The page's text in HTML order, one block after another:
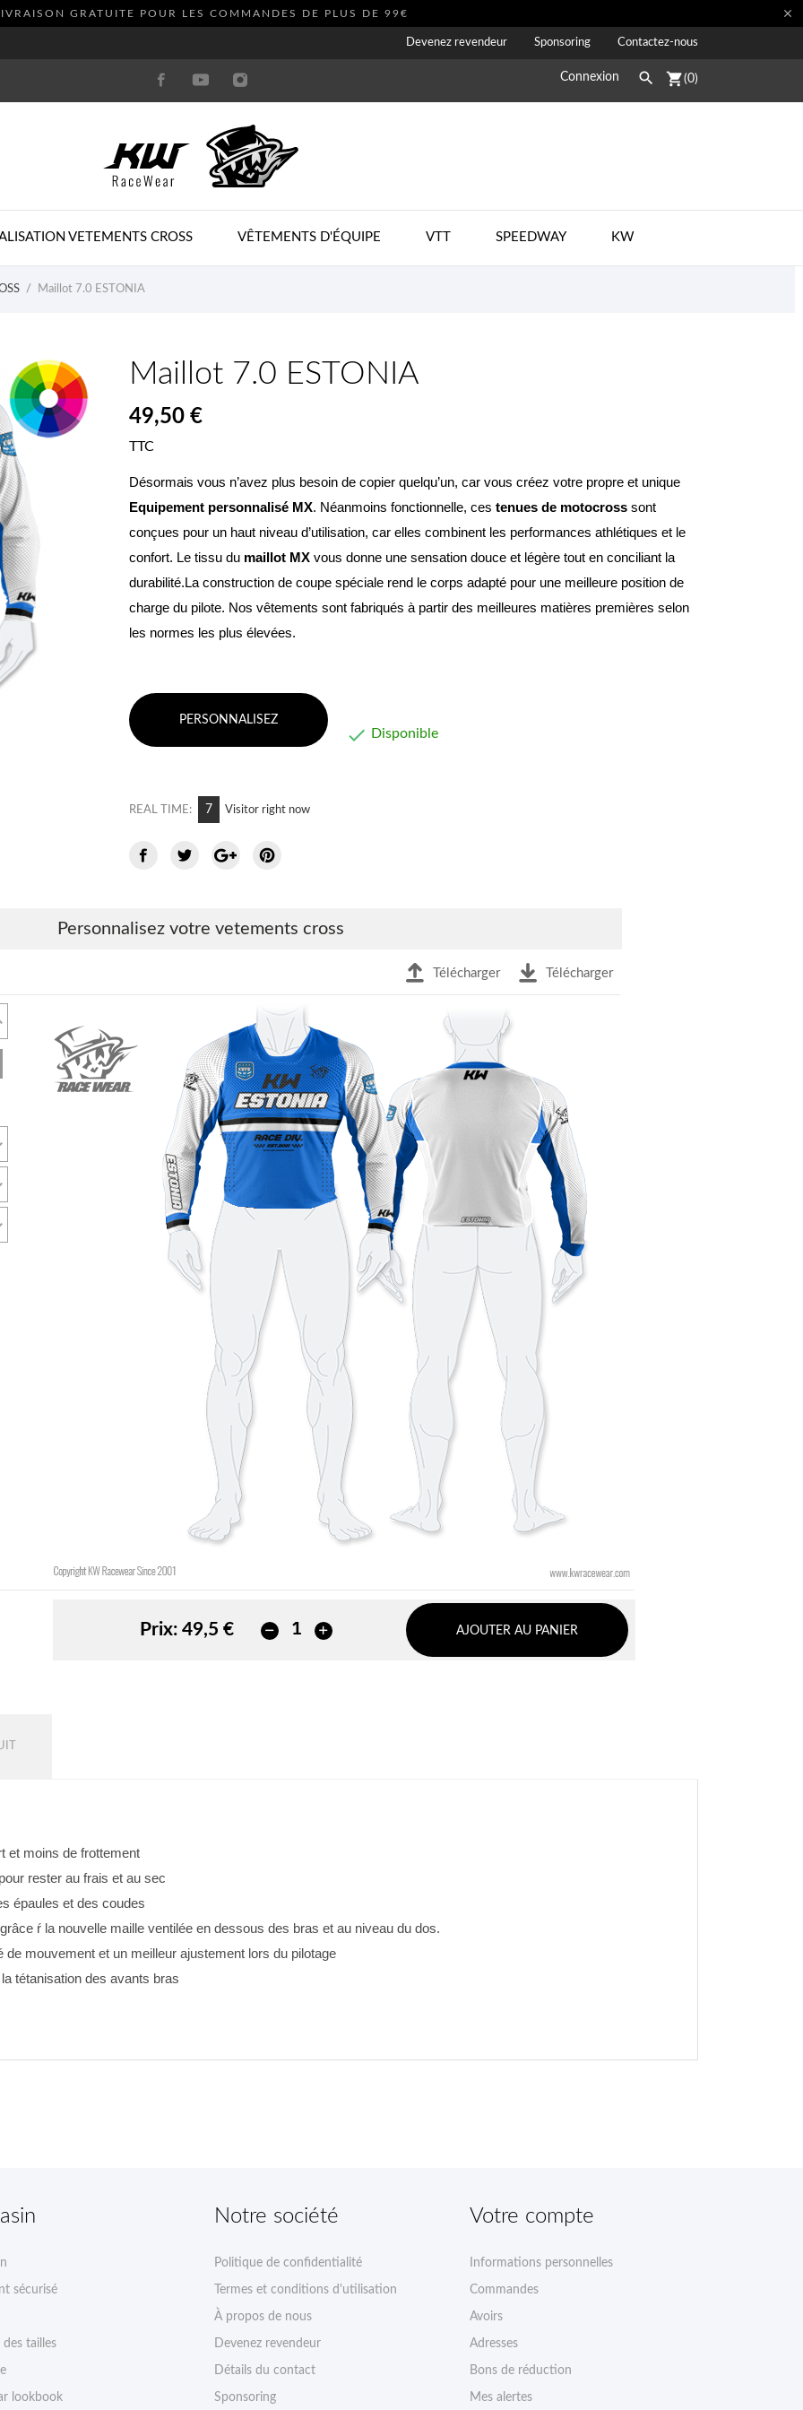
GRATUITE POUR LES COMMANDES DE PLUS DE 99€ 
Devenez revendeur Sponsoring Contactez-nous
Connexion  shopping_cart(0)
VETEMENTS CROSS VÊTEMENTS D'ÉQUIPE VTT SPEEDWAY KW
Maillot 7.0 ESTONIA
Maillot 7.0 ESTONIA
49,50 €
TTC
Equipement personnalisé MX. Néanmoins fonctionnelle, ces tenues de motocross sont
conçues pour un haut niveau d’utilisation, car elles combinent les performances athlétiques et le
confort. Le tissu du maillot MX vous donne une sensation douce et légère tout en conciliant la
durabilité.La construction de coupe spéciale rend le corps adapté pour une meilleure position de
charge du pilote. Nos vêtements sont fabriqués à partir des meilleures matières premières selon
les normes les plus élevées.
PERSONNALISEZ
 Disponible
REAL TIME: 8 Visitor right now
Personnalisez votre vetements cross
Télécharger Télécharger
Prix: 49,5 € AJOUTER AU PANIER
et moins de frottement
rester au frais et au sec
épaules et des coudes
ŕ la nouvelle maille ventilée en dessous des bras et au niveau du dos.
mouvement et un meilleur ajustement lors du pilotage
tétanisation des avants bras
sécurisé
des tailles
lookbook
Notre société
Politique de confidentialité
Termes et conditions d'utilisation
À propos de nous
Devenez revendeur
Détails du contact
Sponsoring
Votre compte
Informations personnelles
Commandes
Avoirs
Adresses
Bons de réduction
Mes alertes